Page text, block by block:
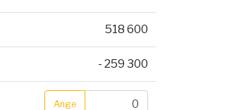
518 600
- 259 300
Ange